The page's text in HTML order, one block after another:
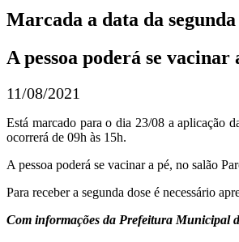
Marcada a data da
A pessoa poderá se
11/08/2021
Está marcado para o dia 23/08 a aplicação
ocorrerá de 09h às 15h.
A pessoa poderá se vacinar a pé, no salão
Para receber a segunda dose é necessário
Com informações da Prefeitura Municipal